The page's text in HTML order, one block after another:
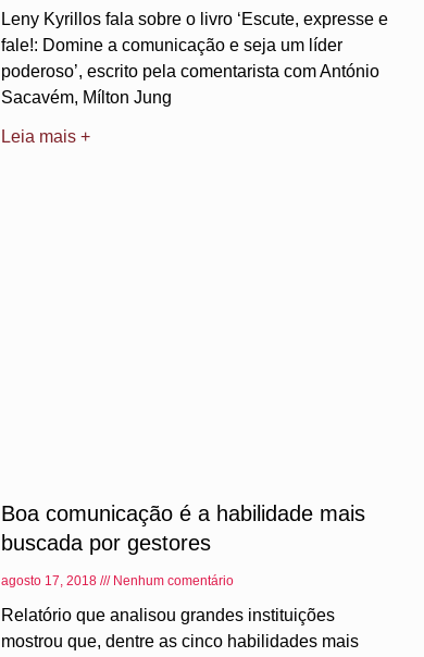
Leny Kyrillos fala sobre o livro ‘Escute, expresse e
fale!: Domine a comunicação e seja um líder
poderoso’, escrito pela comentarista com António
Sacavém, Mílton Jung
Leia mais +
Boa comunicação é a habilidade mais
buscada por gestores
agosto 17, 2018 Nenhum comentário
Relatório que analisou grandes instituições
mostrou que, dentre as cinco habilidades mais